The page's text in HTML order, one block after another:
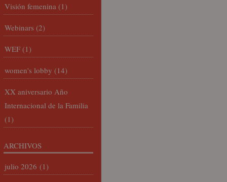
Visión femenina (1)
Webinars (2)
WEF (1)
women's lobby (14)
XX aniversario Año
Internacional de la Familia
(1)
ARCHIVOS
julio 2026 (1)